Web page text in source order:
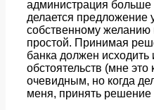
администрация больше
делается предложение
собственному желанию
простой. Принимая
банка должен
обстоятельств (мне это
очевидным, но когда
меня, принять решение